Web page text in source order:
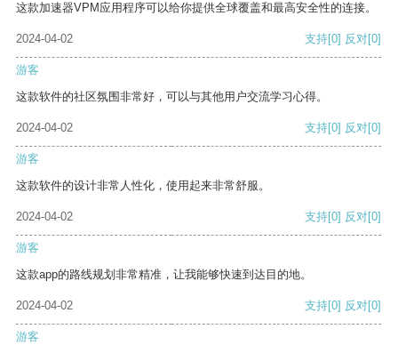
这款加速器VPM应用程序可以给你提供全球覆盖和最高安全性的连接。
2024-04-02 支持[0] 反对[0]
游客
这款软件的社区氛围非常好，可以与其他用户交流学习心得。
2024-04-02 支持[0] 反对[0]
游客
这款软件的设计非常人性化，使用起来非常舒服。
2024-04-02 支持[0] 反对[0]
游客
这款app的路线规划非常精准，让我能够快速到达目的地。
2024-04-02 支持[0] 反对[0]
游客